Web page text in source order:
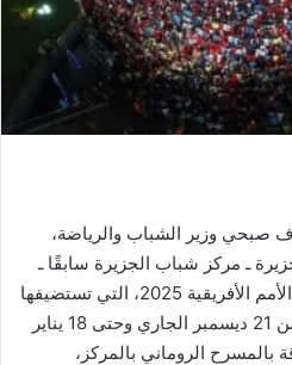
صبحي وزير الشباب والرياضة،
ـ مركز شباب الجزيرة سابقًا ـ
عن إذاعة مباريات بطولة كأس الأمم الأفريقية 2025، التي تستضيفها
المملكة المغربية خلال الفترة من 21 ديسمبر الجاري وحتى 18 يناير
الروماني بالمركز،